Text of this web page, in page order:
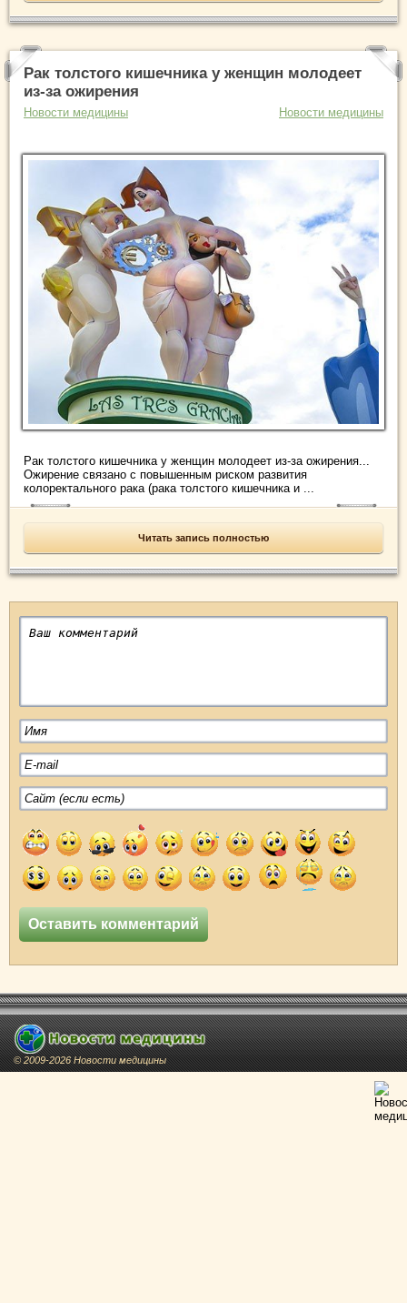
Рак толстого кишечника у женщин молодеет
из-за ожирения
Новости медицины Новости медицины
Рак толстого кишечника у женщин молодеет из-за ожирения...
Ожирение связано с повышенным риском развития
колоректального рака (рака толстого кишечника и ...
Читать запись полностью
© 2009-2026 Новости медицины